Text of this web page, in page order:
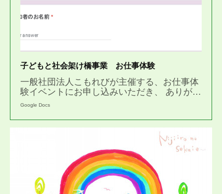
子どもと社会架け橋事業 お仕事体験
一般社団法人こもれびが主催する、お仕事体
験イベントにお申し込みいただき、 ありが…
Google Docs